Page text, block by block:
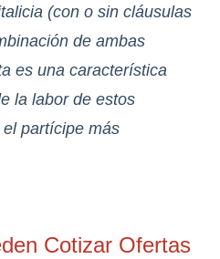
(con o sin cláusulas
de ambas
es una característica
la labor de estos
partícipe más
Cotizar Ofertas